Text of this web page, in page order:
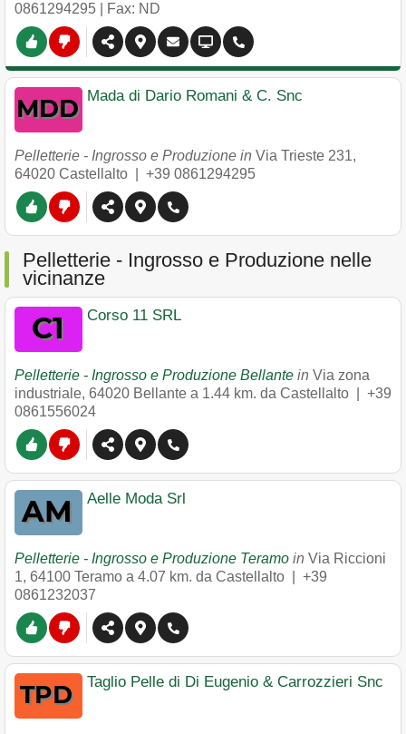
0861294295 | Fax: ND
Mada di Dario Romani & C. Snc
Pelletterie - Ingrosso e Produzione in Via Trieste 231,
64020 Castellalto +39 0861294295
Pelletterie - Ingrosso e Produzione nelle
vicinanze
Corso 11 SRL
Pelletterie - Ingrosso e Produzione Bellante in Via zona
industriale, 64020 Bellante a 1.44 km. da Castellalto | +39
0861556024
Aelle Moda Srl
Pelletterie - Ingrosso e Produzione Teramo in Via Riccioni
1, 64100 Teramo a 4.07 km. da Castellalto | +39
0861232037
Taglio Pelle di Di Eugenio & Carrozzieri Snc